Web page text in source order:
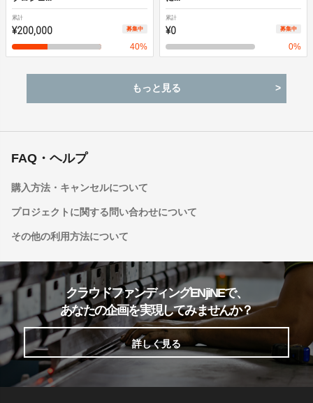
累計
¥200,000 募集中
40%
累計
¥0 募集中
0%
もっと見る
FAQ・ヘルプ
購入方法・キャンセルについて
プロジェクトに関する問い合わせについて
その他の利用方法について
クラウドファンディングENjiNEで、
あなたの企画を実現してみませんか？
詳しく見る